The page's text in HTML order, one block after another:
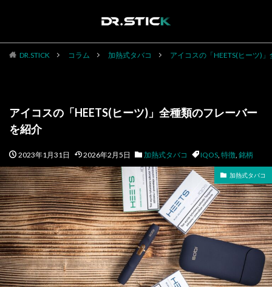
DR.STICK コラム 加熱式タバコ アイコスの「HEETS(ヒーツ)
アイコスの「HEETS(ヒーツ)」全種類のフレーバー
を紹介
2023年1月31日 2026年2月5日 加熱式タバコ IQOS, 特徴, 銘柄
加熱式タバコ